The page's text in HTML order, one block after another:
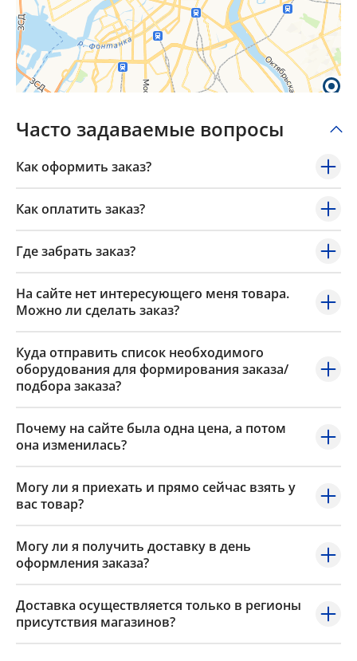
Часто задаваемые вопросы
Как оформить заказ?
Как оплатить заказ?
Где забрать заказ?
На сайте нет интересующего меня товара.
Можно ли сделать заказ?
Куда отправить список необходимого
оборудования для формирования заказа/
подбора заказа?
Почему на сайте была одна цена, а потом
она изменилась?
Могу ли я приехать и прямо сейчас взять у
вас товар?
Могу ли я получить доставку в день
оформления заказа?
Доставка осуществляется только в регионы
присутствия магазинов?